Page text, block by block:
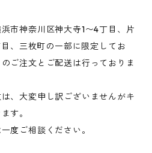
市神奈川区神大寺1〜4丁目、片
、三枚町の一部に限定してお
ご注文とご配送は行っておりま
、大変申し訳ございませんがキ
す。
度ご相談ください。